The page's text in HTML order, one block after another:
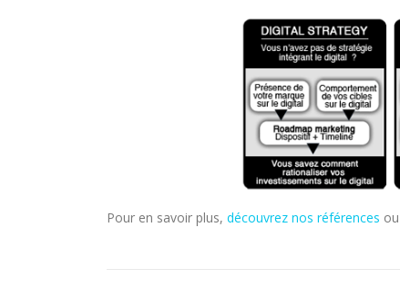
Pour en savoir plus, découvrez nos références